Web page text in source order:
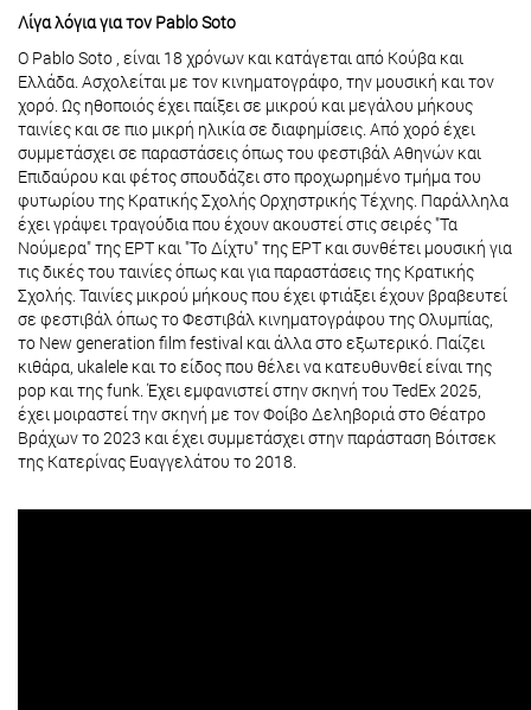
Λίγα λόγια για τον Pablo Soto
O Pablo Soto , είναι 18 χρόνων και κατάγεται από Κούβα και
Ελλάδα. Ασχολείται με τον κινηματογράφο, την μουσική και τον
χορό. Ως ηθοποιός έχει παίξει σε μικρού και μεγάλου μήκους
ταινίες και σε πιο μικρή ηλικία σε διαφημίσεις. Από χορό έχει
συμμετάσχει σε παραστάσεις όπως του φεστιβάλ Αθηνών και
Επιδαύρου και φέτος σπουδάζει στο προχωρημένο τμήμα του
φυτωρίου της Κρατικής Σχολής Ορχηστρικής Τέχνης. Παράλληλα
έχει γράψει τραγούδια που έχουν ακουστεί στις σειρές "Τα
Νούμερα" της ΕΡΤ και "Το Δίχτυ" της ΕΡΤ και συνθέτει μουσική για
τις δικές του ταινίες όπως και για παραστάσεις της Κρατικής
Σχολής. Ταινίες μικρού μήκους που έχει φτιάξει έχουν βραβευτεί
σε φεστιβάλ όπως το Φεστιβάλ κινηματογράφου της Ολυμπίας,
το New generation film festival και άλλα στο εξωτερικό. Παίζει
κιθάρα, ukalele και το είδος που θέλει να κατευθυνθεί είναι της
pop και της funk. Έχει εμφανιστεί στην σκηνή του TedEx 2025,
έχει μοιραστεί την σκηνή με τον Φοίβο Δεληβοριά στο Θέατρο
Βράχων το 2023 και έχει συμμετάσχει στην παράσταση Βόιτσεκ
της Κατερίνας Ευαγγελάτου το 2018.